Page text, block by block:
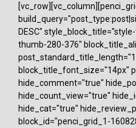
DESC"
thumb-280-376"
block_title_font_size="14px"
hide_comment="true"
hide_count_view="true"
hide_cat="true"
block_id="penci_grid_1-